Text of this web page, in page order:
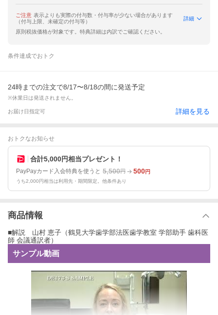
ご注意 表示よりも実際の付与数・付与率が少ない場合があります
（付与上限、未確定の付与等）
詳細
原則税抜価格が対象です。特典詳細は内訳でご確認ください。
条件達成でおトク
24時までの注文で8/17〜8/18の間に発送予定
※休業日は発送されません。
お届け日指定可 詳細を見る
おトクなお知らせ
合計5,000円相当プレゼント！
PayPayカード入会特典を使うと 5,500円 500円
うち2,000円相当は利用先・期間限定。他条件あり
商品情報
■解説 山村 恵子（鶴見大学歯学部法医歯学教室 学部助手 歯科医
師 会議通訳者）
サンプル動画